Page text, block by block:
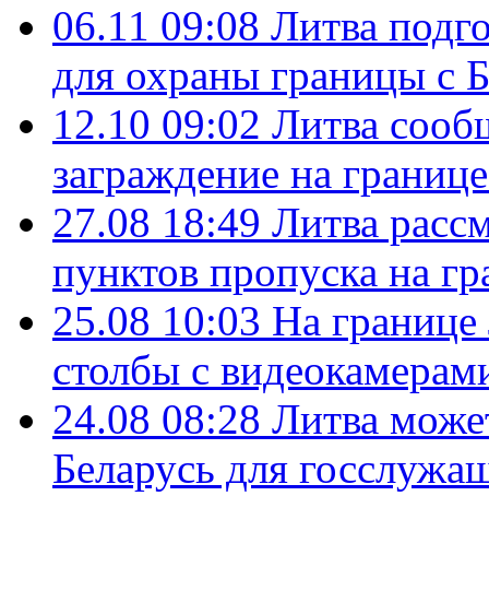
06.11 09:08 Литва
для охраны границы с
12.10 09:02 Литва
заграждение на
27.08 18:49 Литва
пунктов пропуска на
25.08 10:03 На
столбы с
24.08 08:28 Литва
Беларусь для